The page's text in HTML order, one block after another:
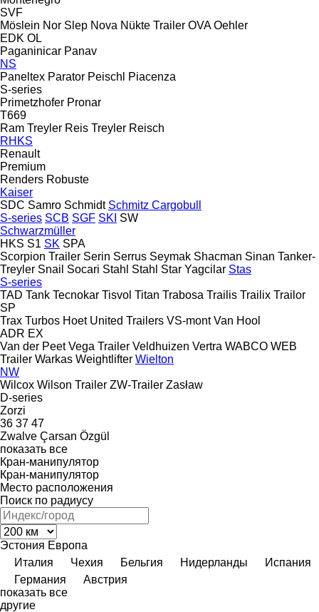
SVF
Möslein Nor Slep Nova Nükte Trailer OVA Oehler
EDK OL
Paganinicar Panav
NS
Paneltex Parator Peischl
Piacenza
S-series
Primetzhofer Pronar
T669
Ram Treyler Reis Treyler Reisch
RHKS
Renault
Premium
Renders Robuste
Kaiser
SDC Samro Schmidt Schmitz Cargobull
S-series SCB SGF SKI SW
Schwarzmüller
HKS S1 SK SPA
Scorpion Trailer Serin Serrus Seymak Shacman Sinan Tanker-
Treyler Snail Socari Stahl Stahl Star Yagcilar Stas
S-series
TAD Tank Tecnokar Tisvol Titan Trabosa Trailis Trailix Trailor
SP
Trax Turbos Hoet United Trailers VS-mont Van Hool
ADR EX
Van der Peet Vega Trailer Veldhuizen Vertra WABCO WEB
Trailer Warkas Weightlifter Wielton
NW
Wilcox Wilson Trailer ZW-Trailer Zasław
D-series
Zorzi
36 37 47
Zwalve Çarsan Özgül
показать все
Кран-манипулятор
Кран-манипулятор
Место расположения
Поиск по радиусу
Эстония Европа
Италия
Чехия Бельгия Нидерланды
Испания
Германия
Австрия
показать все
другие